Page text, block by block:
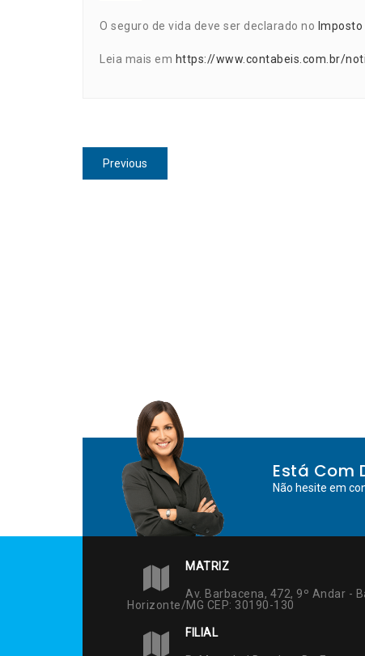
O seguro de vida deve ser declarado no Imposto
Leia mais em https://www.contabeis.com.br/
Navegação
de
Previous
post:
Está Com
Não hesite em
MATRIZ
Av. Barbacena, 472, 9º Andar -
Horizonte/MG CEP: 30190-130
FILIAL